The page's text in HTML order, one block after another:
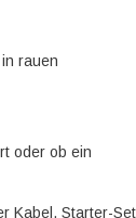
rauen
oder ob ein
Kabel, Starter-Set